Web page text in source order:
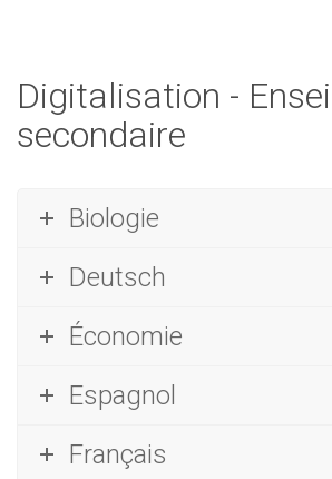
Digitalisation -
secondaire
Biologie
Deutsch
Économie
Espagnol
Français